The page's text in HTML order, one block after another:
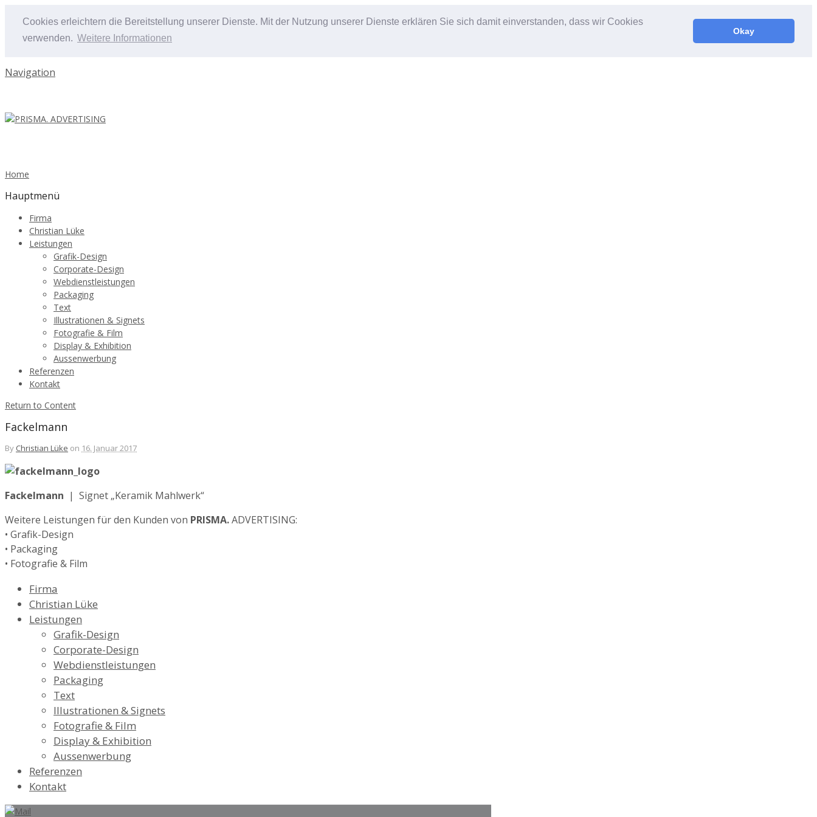
Cookies erleichtern die Bereitstellung unserer Dienste. Mit der Nutzung unserer Dienste erklären Sie sich damit einverstanden, dass wir Cookies
verwenden. Weitere Informationen
Okay
Navigation
Home
Hauptmenü
Firma
Christian Lüke
Leistungen
Grafik-Design
Corporate-Design
Webdienstleistungen
Packaging
Text
Illustrationen & Signets
Fotografie & Film
Display & Exhibition
Aussenwerbung
Referenzen
Kontakt
Return to Content
Fackelmann
By Christian Lüke on 16. Januar 2017
Fackelmann | Signet „Keramik Mahlwerk“
Weitere Leistungen für den Kunden von PRISMA.ADVERTISING:
• Grafik-Design
• Packaging
• Fotografie & Film
Firma
Christian Lüke
Leistungen
Grafik-Design
Corporate-Design
Webdienstleistungen
Packaging
Text
Illustrationen & Signets
Fotografie & Film
Display & Exhibition
Aussenwerbung
Referenzen
Kontakt